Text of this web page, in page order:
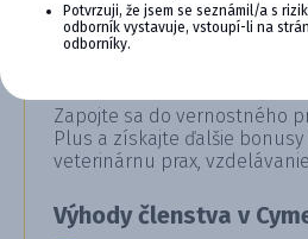
CYMEDICA PLUS:
Zapojte sa do vernostného
Plus a získajte ďalšie bonusy
veterinárnu prax,
Výhody členstva v
Potvrzuji, že jsem se seznámil/a s
odborník vystavuje, vstoupí-li na
odborníky.